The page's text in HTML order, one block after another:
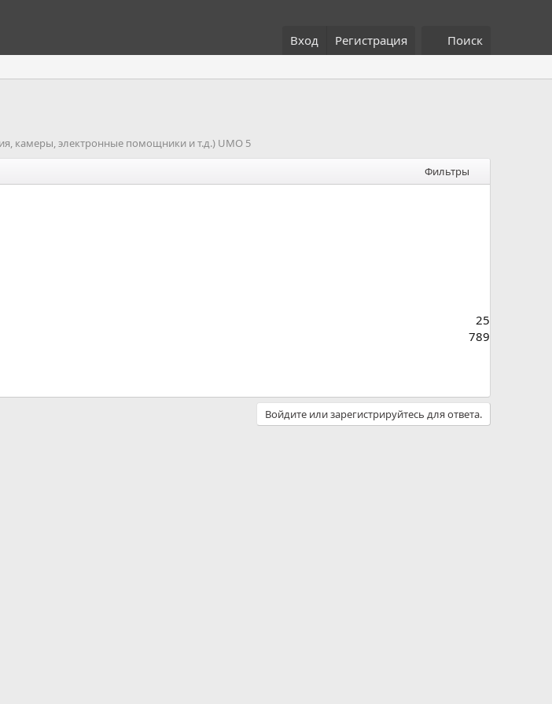
Вход Регистрация Поиск
камеры, электронные помощники и т.д.) UMO 5
Фильтры
25
789
Войдите или зарегистрируйтесь для ответа.